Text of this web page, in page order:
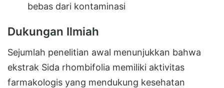
bebas dari kontaminasi
Dukungan Ilmiah
Sejumlah penelitian awal menunjukkan bahwa
ekstrak Sida rhombifolia memiliki aktivitas
farmakologis yang mendukung kesehatan